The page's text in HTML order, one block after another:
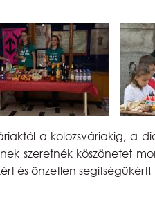
a kolozsváriakig, a
szeretnék köszönetet
és önzetlen segítségükért!